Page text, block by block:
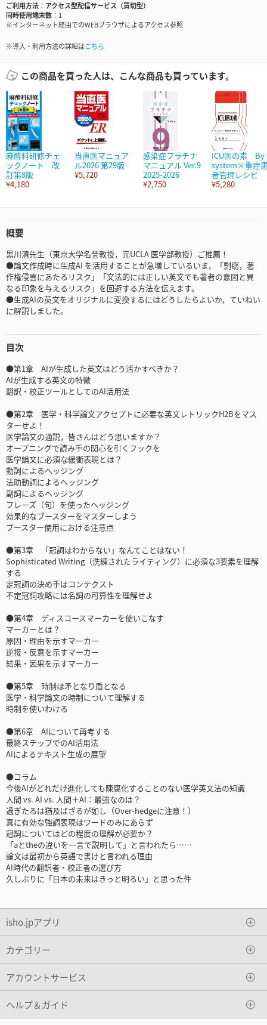
ご利用方法
アクセス型配信サービス（買切型）
同時使用端末数
1
※インターネット経由でのWEBブラウザによるアクセス参照
※導入・利用方法の詳細はこちら
この商品を買った人は、こんな商品も買っています。
麻酔科研修チェ
ックノート 改
訂第8版
¥4,180
当直医マニュア
ル2026 第29版
¥5,720
感染症プラチナ
マニュアル Ver.9
2025-2026
¥2,750
ICU医の素 By
system×重症
者管理レシピ
¥5,280
概要
黒川清先生（東京大学名誉教授，元UCLA 医学部教授）ご推薦！
●論文作成時に生成AI を活用することが急増しているいま，「剽窃，著
作権侵害にあたるリスク」「文法的には正しい英文でも著者の意図と異
なる印象を与えるリスク」を回避する方法を伝えます。
●生成AIの英文をオリジナルに変換するにはどうしたらよいか，ていねい
に解説しました。
目次
●第1章 AIが生成した英文はどう活かすべきか？
AIが生成する英文の特徴
翻訳・校正ツールとしてのAI活用法
●第2章 医学・科学論文アクセプトに必要な英文レトリックH2Bをマス
ターせよ！
医学論文の通説，皆さんはどう思いますか？
オープニングで読み手の関心を引くフックを
医学論文に必須な緩衝表現とは？
動詞によるヘッジング
法助動詞によるヘッジング
副詞によるヘッジング
フレーズ（句）を使ったヘッジング
効果的なブースターをマスターしよう
ブースター使用における注意点
●第3章 「冠詞はわからない」なんてことはない！
Sophisticated Writing（洗練されたライティング）に必須な3要素を理解
する
定冠詞の決め手はコンテクスト
不定冠詞攻略には名詞の可算性を理解せよ
●第4章 ディスコースマーカーを使いこなす
マーカーとは？
原因・理由を示すマーカー
逆接・反意を示すマーカー
結果・因果を示すマーカー
●第5章 時制は矛となり盾となる
医学・科学論文の時制について理解する
時制を使いわける
●第6章 AIについて再考する
最終ステップでのAI活用法
AIによるテキスト生成の展望
●コラム
今後AIがどれだけ進化しても陳腐化することのない医学英文法の知識
人間 vs. AI vs. 人間＋AI：最強なのは？
過ぎたるは猶及ばざるが如し（Over-hedgeに注意！）
真に有効な強調表現はワードのみにあらず
冠詞についてはどの程度の理解が必要か？
「aとtheの違いを一言で説明して」と言われたら……
論文は最初から英語で書けと言われる理由
AI時代の翻訳者・校正者の選び方
久しぶりに「日本の未来はきっと明るい」と思った件
isho.jpアプリ
カテゴリー
アカウントサービス
ヘルプ＆ガイド